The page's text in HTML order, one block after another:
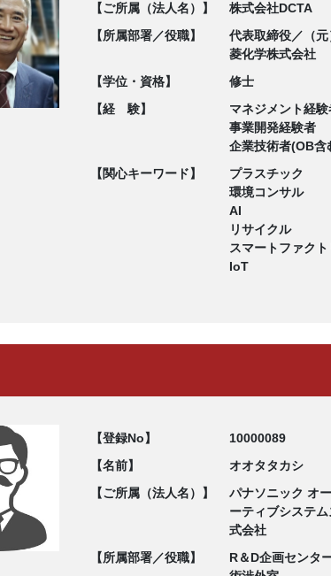
【ご所属（法人名）】
株式会社DCTA
【所属部署／役職】
代表取締役／（元
菱化学株式会社
【学位・資格】
修士
【経 験】
マネジメント経験
事業開発経験者
企業技術者(OB含
【関心キーワード】
プラスチック
環境コンサル
AI
リサイクル
スマートファク
IoT
【登録No】
10000089
【名前】
オオタタカシ
【ご所属（法人名）】
パナソニック オ
ーティブシステ
式会社
【所属部署／役職】
R＆D企画センタ